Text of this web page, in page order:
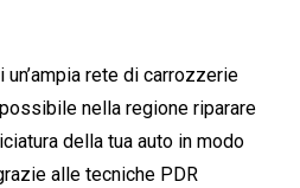
rete di carrozzerie
nella regione riparare
della tua auto in modo
alle tecniche PDR